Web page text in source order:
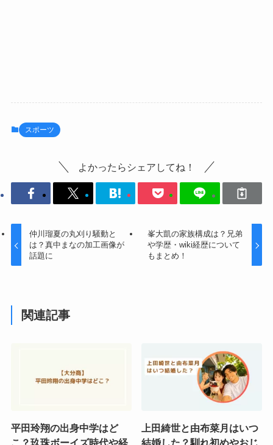
スポーツ
よかったらシェアしてね！
仲川瑠夏の丸刈り騒動と
は？真中まなの加工画像が
話題に
峯大凱の家族構成は？兄弟
や学歴・wiki経歴について
もまとめ！
関連記事
平田玲翔の出身中学はど
こ？玖珠ボーイズ時代や経
上田綺世と由布菜月はいつ
結婚した？馴れ初めやおじ